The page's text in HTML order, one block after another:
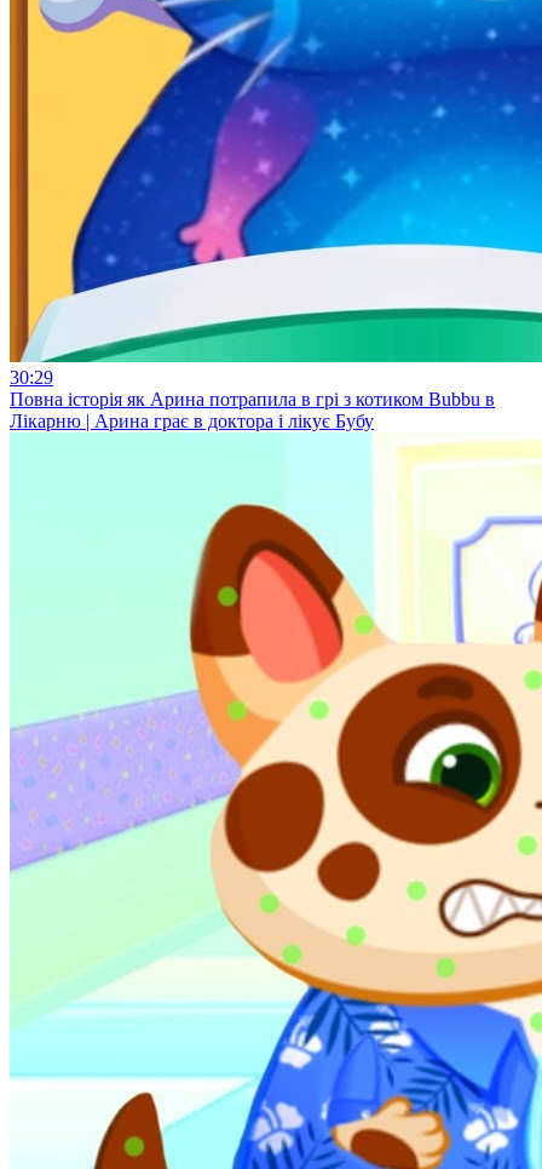
30:29
Повна історія як Арина потрапила в грі з котиком Bubbu в
Лікарню | Арина грає в доктора і лікує Бубу